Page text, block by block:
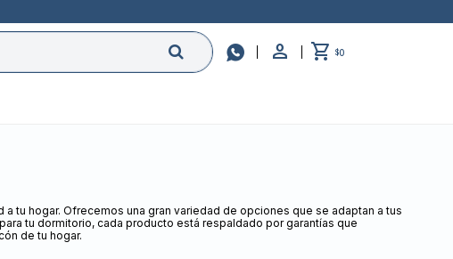
 $0
tu hogar. Ofrecemos una gran variedad de opciones que se adaptan a tus
tu dormitorio, cada producto está respaldado por garantías que
de tu hogar.